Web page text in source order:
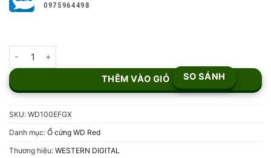
0975964498
THÊM VÀO GIỎ SO SÁNH
SKU: WD100EFGX
Danh mục: Ổ cứng WD Red
Thương hiệu: WESTERN DIGITAL